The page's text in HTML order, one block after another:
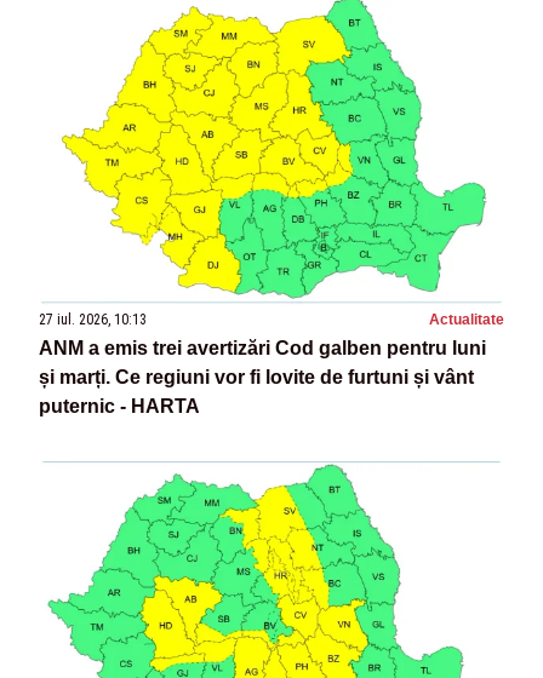
27 iul. 2026, 10:13 Actualitate
ANM a emis trei avertizări Cod galben pentru luni
și marți. Ce regiuni vor fi lovite de furtuni și vânt
puternic - HARTA